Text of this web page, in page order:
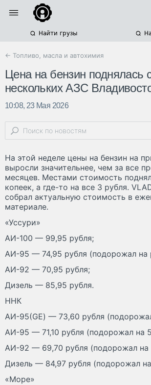
Найти грузы
← Топливо, масла и автохимия
Цена на бензин поднялась
нескольких АЗС
10:08, 23 Мая 2026
На этой неделе цены на бензин на
выросли значительнее, чем за все
месяцев. Местами стоимость
копеек, а где-то на все 3 рубля.
собрал актуальную стоимость в
материале.
«Уссури»
АИ-100 — 99,95 рубля;
АИ-95 — 74,95 рубля (подорожал на
АИ-92 — 70,95 рубля;
Дизель — 85,95 рубля.
ННК
АИ-95(GE) — 73,60 рубля
АИ-95 — 71,10 рубля (подорожал на
АИ-92 — 69,70 рубля (подорожал на
Дизель — 84,97 рубля (подорожал
«Море»